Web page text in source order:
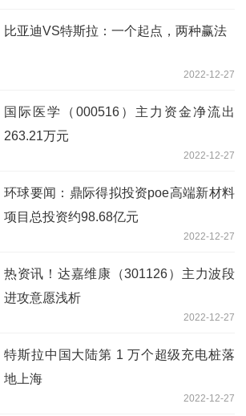
比亚迪VS特斯拉：一个起点，两种赢法
2022-12-27
国际医学（000516）主力资金净流出
263.21万元
2022-12-27
环球要闻：鼎际得拟投资poe高端新材料
项目总投资约98.68亿元
2022-12-27
热资讯！达嘉维康（301126）主力波段
进攻意愿浅析
2022-12-27
特斯拉中国大陆第 1 万个超级充电桩落
地上海
2022-12-27